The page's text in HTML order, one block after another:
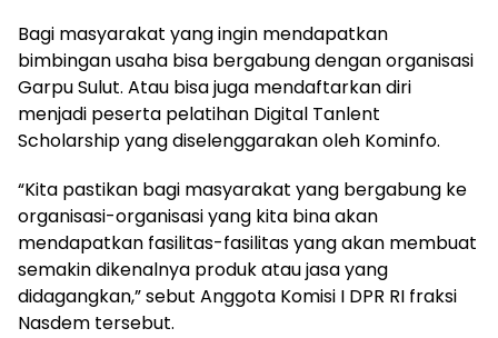
Bagi masyarakat yang ingin mendapatkan
bimbingan usaha bisa bergabung dengan organisasi
Garpu Sulut. Atau bisa juga mendaftarkan diri
menjadi peserta pelatihan Digital Tanlent
Scholarship yang diselenggarakan oleh Kominfo.
“Kita pastikan bagi masyarakat yang bergabung ke
organisasi-organisasi yang kita bina akan
mendapatkan fasilitas-fasilitas yang akan membuat
semakin dikenalnya produk atau jasa yang
didagangkan,” sebut Anggota Komisi I DPR RI fraksi
Nasdem tersebut.